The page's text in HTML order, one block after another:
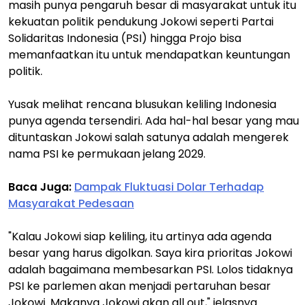
masih punya pengaruh besar di masyarakat untuk itu
kekuatan politik pendukung Jokowi seperti Partai
Solidaritas Indonesia (PSI) hingga Projo bisa
memanfaatkan itu untuk mendapatkan keuntungan
politik.
Yusak melihat rencana blusukan keliling Indonesia
punya agenda tersendiri. Ada hal-hal besar yang mau
dituntaskan Jokowi salah satunya adalah mengerek
nama PSI ke permukaan jelang 2029.
Baca Juga: Dampak Fluktuasi Dolar Terhadap
Masyarakat Pedesaan
"Kalau Jokowi siap keliling, itu artinya ada agenda
besar yang harus digolkan. Saya kira prioritas Jokowi
adalah bagaimana membesarkan PSI. Lolos tidaknya
PSI ke parlemen akan menjadi pertaruhan besar